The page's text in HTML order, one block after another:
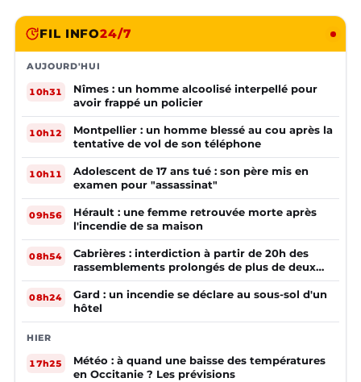
FIL INFO24/7
AUJOURD'HUI
10h31
Nîmes : un homme alcoolisé interpellé pour
avoir frappé un policier
10h12
Montpellier : un homme blessé au cou après la
tentative de vol de son téléphone
10h11
Adolescent de 17 ans tué : son père mis en
examen pour "assassinat"
09h56
Hérault : une femme retrouvée morte après
l'incendie de sa maison
08h54
Cabrières : interdiction à partir de 20h des
rassemblements prolongés de plus de deux
mineurs non accompagnés d'un adulte
08h24
Gard : un incendie se déclare au sous-sol d'un
hôtel
HIER
17h25
Météo : à quand une baisse des températures
en Occitanie ? Les prévisions